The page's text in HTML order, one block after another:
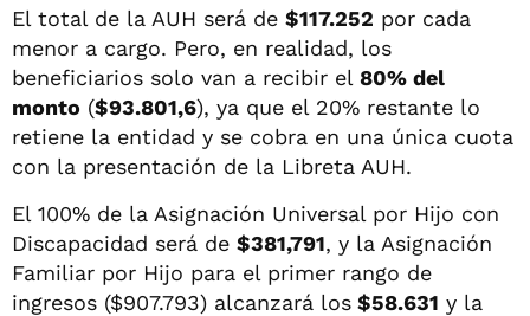
El total de la AUH será de $117.252 por cada
menor a cargo. Pero, en realidad, los
beneficiarios solo van a recibir el 80% del
monto ($93.801,6), ya que el 20% restante lo
retiene la entidad y se cobra en una única cuota
con la presentación de la Libreta AUH.
El 100% de la Asignación Universal por Hijo con
Discapacidad será de $381,791, y la Asignación
Familiar por Hijo para el primer rango de
ingresos ($907.793) alcanzará los $58.631 y la